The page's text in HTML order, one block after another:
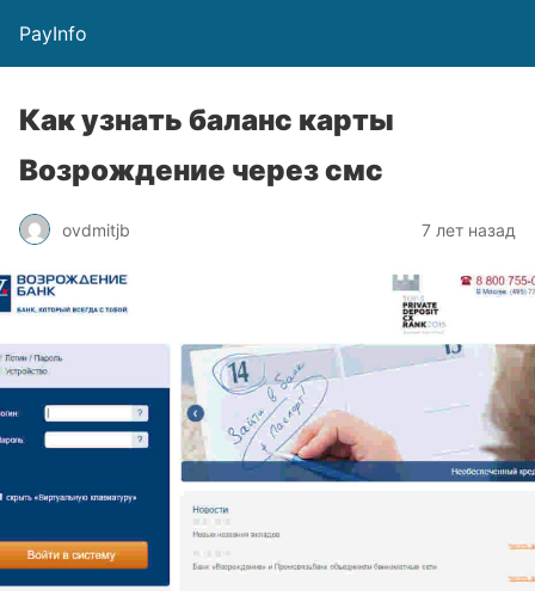
PayInfo
Как узнать баланс карты
Возрождение через смс
ovdmitjb 7 лет назад